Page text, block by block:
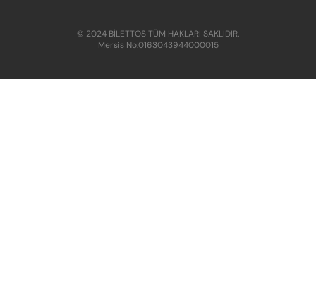
© 2024 BİLETTOS TÜM HAKLARI SAKLIDIR.
Mersis No:0163043944000015